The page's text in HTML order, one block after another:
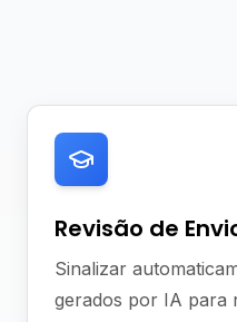
Revisão de
Sinalizar
gerados por IA para